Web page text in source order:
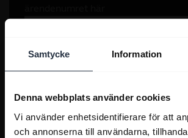
Samtycke Information
Denna webbplats använder cookies
Vi använder enhetsidentifierare för att
och annonserna till användarna,